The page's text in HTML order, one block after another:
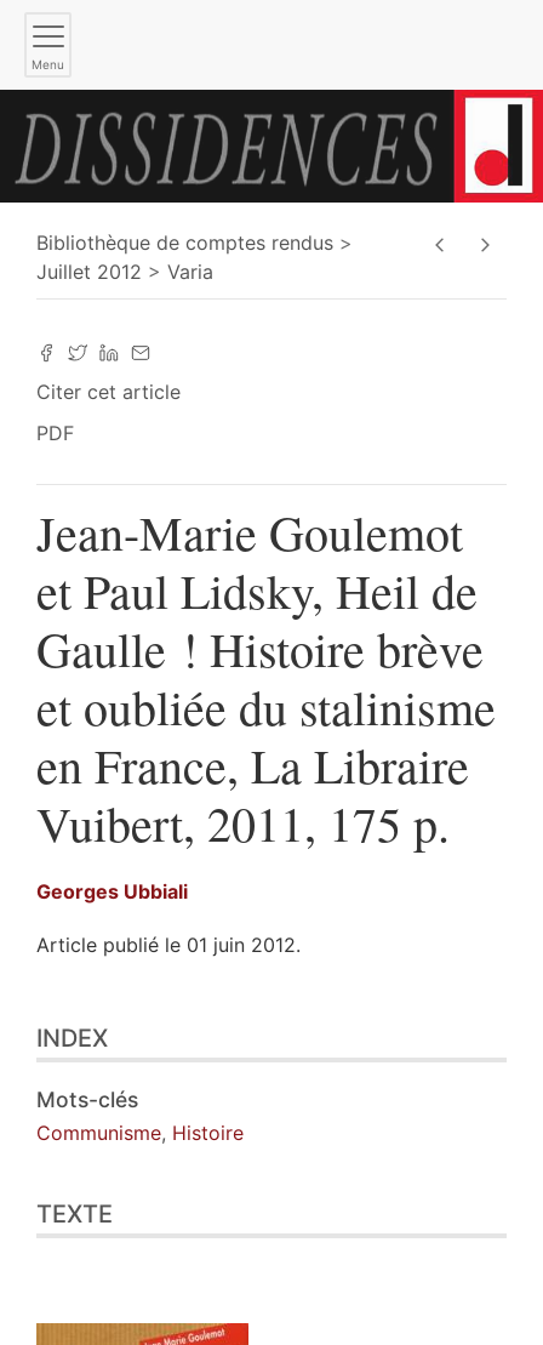
Menu
Bibliothèque de comptes rendus
Juillet 2012
Varia
Citer cet article
PDF
Jean-Marie Goulemot
et Paul Lidsky, Heil de
Gaulle ! Histoire brève
et oubliée du stalinisme
en France, La Libraire
Vuibert, 2011, 175 p.
Georges Ubbiali
Article publié le 01 juin 2012.
Texte
Illustrations
Citer cet article
Auteur
INDEX
Mots-clés
Communisme, Histoire
TEXTE